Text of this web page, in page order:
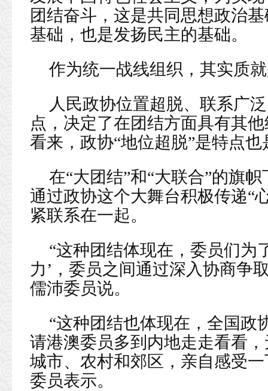
团结奋斗，这是共同思想政治
基础，也是发扬民主的基础。
作为统一战线组织，其实质
人民政协位置超脱、联系广
点，决定了在团结方面具有其
看来，政协“地位超脱”是特点也
在“大团结”和“大联合”的旗
通过政协这个大舞台积极传递“
紧联系在一起。
“这种团结体现在，委员们为
力’，委员之间通过深入协商争
儒沛委员说。
“这种团结也体现在，全国政
请港澳委员多到内地走走看看
城市、农村和郊区，亲自感受
委员表示。